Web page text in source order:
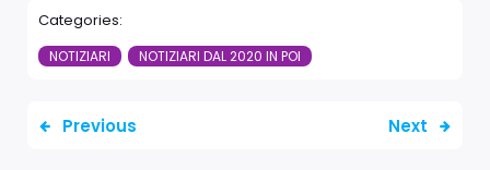
Categories:
NOTIZIARI NOTIZIARI DAL 2020 IN POI
Previous Next